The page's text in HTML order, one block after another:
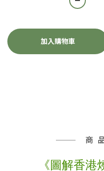
加入購物車
商
《圖解香